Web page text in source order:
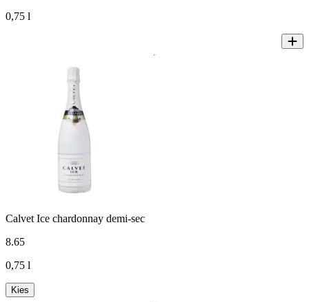
0,75 l
Calvet Ice chardonnay demi-sec
8.65
0,75 l
Kies